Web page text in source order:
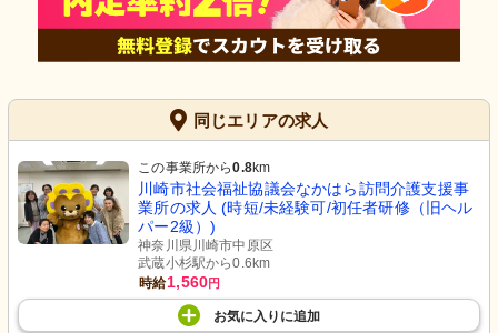
同じエリアの求人
この事業所から0.8km
川崎市社会福祉協議会なかはら訪問介護支援事
業所の求人 (時短/未経験可/初任者研修（旧ヘル
パー2級）)
神奈川県川崎市中原区
武蔵小杉駅から0.6km
時給1,560円
お気に入り に追加